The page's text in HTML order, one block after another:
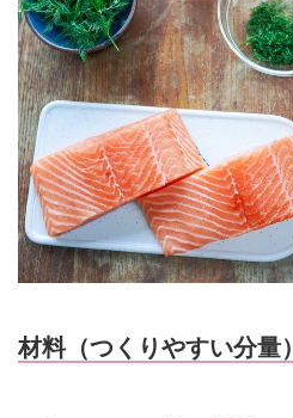
材料（つくりやすい分量）